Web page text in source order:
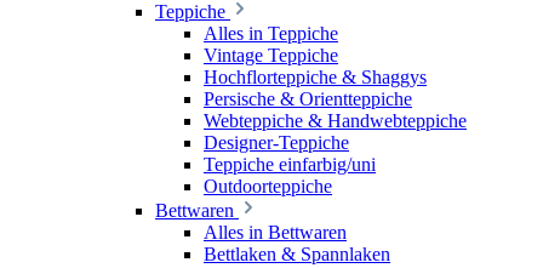
Teppiche
Alles in Teppiche
Vintage Teppiche
Hochflorteppiche & Shaggys
Persische & Orientteppiche
Webteppiche & Handwebteppiche
Designer-Teppiche
Teppiche einfarbig/uni
Outdoorteppiche
Bettwaren
Alles in Bettwaren
Bettlaken & Spannlaken